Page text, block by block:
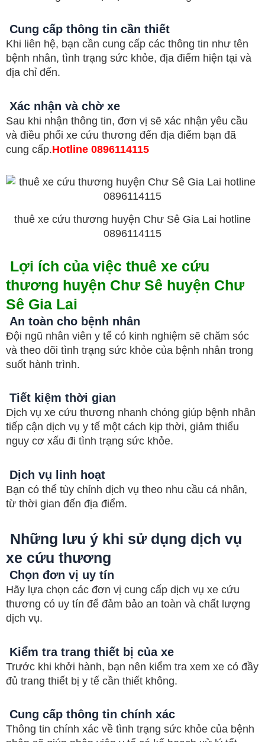
Cung cấp thông tin cần thiết
Khi liên hệ, bạn cần cung cấp các thông tin như tên
bệnh nhân, tình trạng sức khỏe, địa điểm hiện tại và
địa chỉ đến.
Xác nhận và chờ xe
Sau khi nhận thông tin, đơn vị sẽ xác nhận yêu cầu
và điều phối xe cứu thương đến địa điểm bạn đã
cung cấp.Hotline 0896114115
thuê xe cứu thương huyện Chư Sê Gia Lai hotline
0896114115
Lợi ích của việc thuê xe cứu
thương huyện Chư Sê huyện Chư
Sê Gia Lai
An toàn cho bệnh nhân
Đội ngũ nhân viên y tế có kinh nghiệm sẽ chăm sóc
và theo dõi tình trạng sức khỏe của bệnh nhân trong
suốt hành trình.
Tiết kiệm thời gian
Dịch vụ xe cứu thương nhanh chóng giúp bệnh nhân
tiếp cận dịch vụ y tế một cách kịp thời, giảm thiểu
nguy cơ xấu đi tình trạng sức khỏe.
Dịch vụ linh hoạt
Bạn có thể tùy chỉnh dịch vụ theo nhu cầu cá nhân,
từ thời gian đến địa điểm.
Những lưu ý khi sử dụng dịch vụ
xe cứu thương
Chọn đơn vị uy tín
Hãy lựa chọn các đơn vị cung cấp dịch vụ xe cứu
thương có uy tín để đảm bảo an toàn và chất lượng
dịch vụ.
Kiểm tra trang thiết bị của xe
Trước khi khởi hành, bạn nên kiểm tra xem xe có đầy
đủ trang thiết bị y tế cần thiết không.
Cung cấp thông tin chính xác
Thông tin chính xác về tình trạng sức khỏe của bệnh